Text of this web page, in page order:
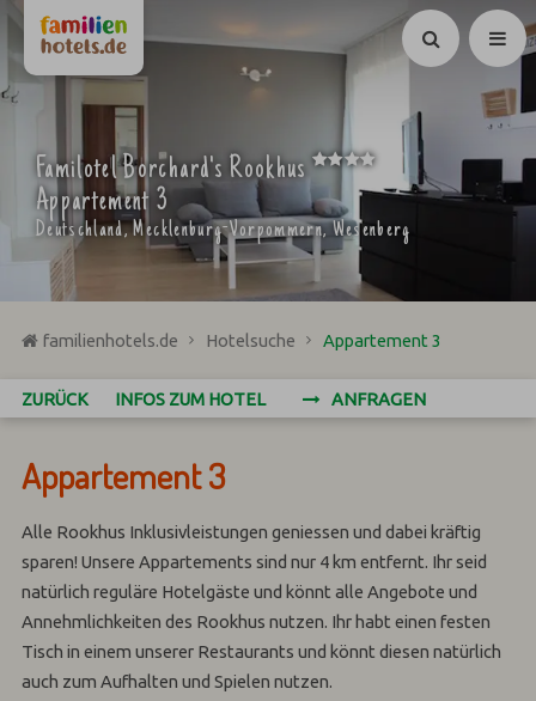
Suchen
Familotel Borchard's Rookhus ****
Appartement 3
Deutschland, Mecklenburg-Vorpommern, Wesenberg
familienhotels.de Hotelsuche Appartement 3
ZURÜCK INFOS ZUM HOTEL ANFRAGEN
Appartement 3
Alle Rookhus Inklusivleistungen geniessen und dabei kräftig
sparen! Unsere Appartements sind nur 4 km entfernt. Ihr seid
natürlich reguläre Hotelgäste und könnt alle Angebote und
Annehmlichkeiten des Rookhus nutzen. Ihr habt einen festen
Tisch in einem unserer Restaurants und könnt diesen natürlich
auch zum Aufhalten und Spielen nutzen.